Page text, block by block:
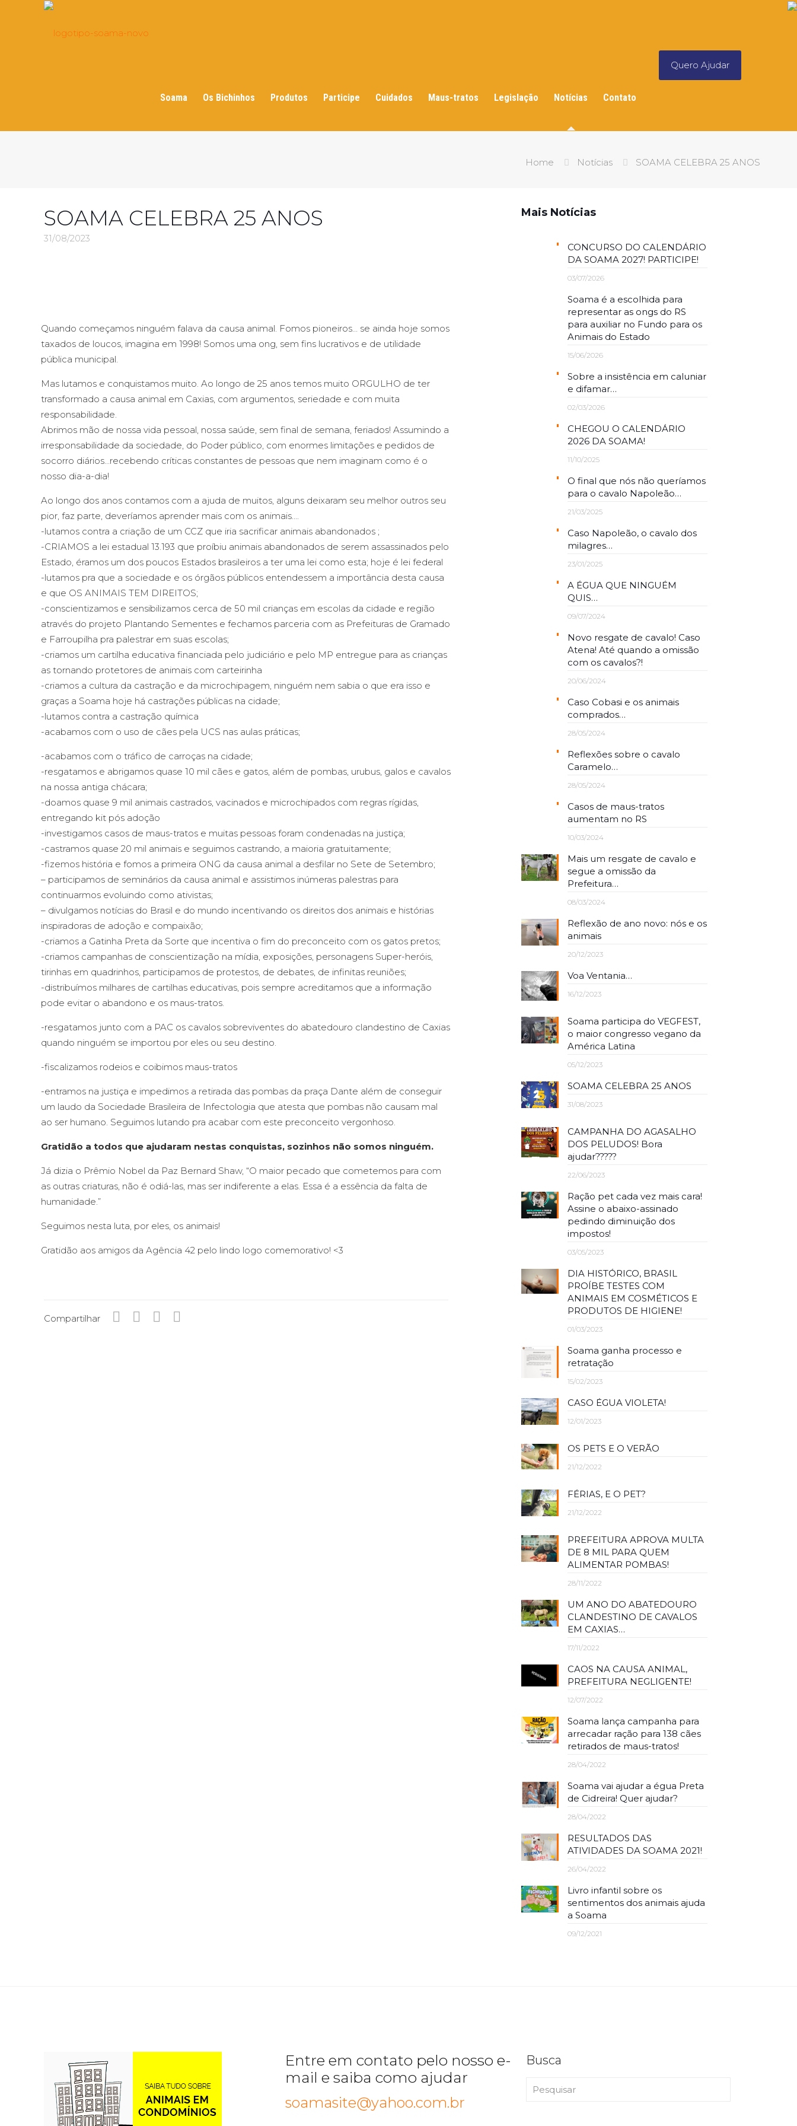
Soama Os Bichinhos Produtos Participe Cuidados Maus-tratos Legislação Notícias Contato
Quero Ajudar
Home Notícias SOAMA CELEBRA 25 ANOS
SOAMA CELEBRA 25 ANOS
31/08/2023
Quando começamos ninguém falava da causa animal. Fomos pioneiros… se ainda hoje somos
taxados de loucos, imagina em 1998! Somos uma ong, sem fins lucrativos e de utilidade
pública municipal.
Mas lutamos e conquistamos muito. Ao longo de 25 anos temos muito ORGULHO de ter
transformado a causa animal em Caxias, com argumentos, seriedade e com muita
responsabilidade.
Abrimos mão de nossa vida pessoal, nossa saúde, sem final de semana, feriados! Assumindo a
irresponsabilidade da sociedade, do Poder público, com enormes limitações e pedidos de
socorro diários…recebendo críticas constantes de pessoas que nem imaginam como é o
nosso dia-a-dia!
Ao longo dos anos contamos com a ajuda de muitos, alguns deixaram seu melhor outros seu
pior, faz parte, deveríamos aprender mais com os animais….
-lutamos contra a criação de um CCZ que iria sacrificar animais abandonados ;
-CRIAMOS a lei estadual 13.193 que proíbiu animais abandonados de serem assassinados pelo
Estado, éramos um dos poucos Estados brasileiros a ter uma lei como esta; hoje é lei federal
-lutamos pra que a sociedade e os órgãos públicos entendessem a importância desta causa
e que OS ANIMAIS TEM DIREITOS;
-conscientizamos e sensibilizamos cerca de 50 mil crianças em escolas da cidade e região
através do projeto Plantando Sementes e fechamos parceria com as Prefeituras de Gramado
e Farroupilha pra palestrar em suas escolas;
-criamos um cartilha educativa financiada pelo judiciário e pelo MP entregue para as crianças
as tornando protetores de animais com carteirinha
-criamos a cultura da castração e da microchipagem, ninguém nem sabia o que era isso e
graças a Soama hoje há castrações públicas na cidade;
-lutamos contra a castração química
-acabamos com o uso de cães pela UCS nas aulas práticas;
-acabamos com o tráfico de carroças na cidade;
-resgatamos e abrigamos quase 10 mil cães e gatos, além de pombas, urubus, galos e cavalos
na nossa antiga chácara;
-doamos quase 9 mil animais castrados, vacinados e microchipados com regras rígidas,
entregando kit pós adoção
-investigamos casos de maus-tratos e muitas pessoas foram condenadas na justiça;
-castramos quase 20 mil animais e seguimos castrando, a maioria gratuitamente;
-fizemos história e fomos a primeira ONG da causa animal a desfilar no Sete de Setembro;
– participamos de seminários da causa animal e assistimos inúmeras palestras para
continuarmos evoluindo como ativistas;
– divulgamos notícias do Brasil e do mundo incentivando os direitos dos animais e histórias
inspiradoras de adoção e compaixão;
-criamos a Gatinha Preta da Sorte que incentiva o fim do preconceito com os gatos pretos;
-criamos campanhas de conscientização na mídia, exposições, personagens Super-heróis,
tirinhas em quadrinhos, participamos de protestos, de debates, de infinitas reuniões;
-distribuímos milhares de cartilhas educativas, pois sempre acreditamos que a informação
pode evitar o abandono e os maus-tratos.
-resgatamos junto com a PAC os cavalos sobreviventes do abatedouro clandestino de Caxias
quando ninguém se importou por eles ou seu destino.
-fiscalizamos rodeios e coibimos maus-tratos
-entramos na justiça e impedimos a retirada das pombas da praça Dante além de conseguir
um laudo da Sociedade Brasileira de Infectologia que atesta que pombas não causam mal
ao ser humano. Seguimos lutando pra acabar com este preconceito vergonhoso.
Gratidão a todos que ajudaram nestas conquistas, sozinhos não somos ninguém.
Já dizia o Prêmio Nobel da Paz Bernard Shaw, “O maior pecado que cometemos para com
as outras criaturas, não é odiá-las, mas ser indiferente a elas. Essa é a essência da falta de
humanidade.”
Seguimos nesta luta, por eles, os animais!
Gratidão aos amigos da Agência 42 pelo lindo logo comemorativo! <3
Compartilhar
Mais Notícias
CONCURSO DO CALENDÁRIO
DA SOAMA 2027! PARTICIPE!
03/07/2026
Soama é a escolhida para
representar as ongs do RS
para auxiliar no Fundo para os
Animais do Estado
15/06/2026
Sobre a insistência em caluniar
e difamar…
02/03/2026
CHEGOU O CALENDÁRIO
2026 DA SOAMA!
11/10/2025
O final que nós não queríamos
para o cavalo Napoleão…
21/03/2025
Caso Napoleão, o cavalo dos
milagres…
23/01/2025
A ÉGUA QUE NINGUÉM
QUIS…
09/07/2024
Novo resgate de cavalo! Caso
Atena! Até quando a omissão
com os cavalos?!
20/06/2024
Caso Cobasi e os animais
comprados…
28/05/2024
Reflexões sobre o cavalo
Caramelo…
28/05/2024
Casos de maus-tratos
aumentam no RS
10/03/2024
Mais um resgate de cavalo e
segue a omissão da
Prefeitura…
08/03/2024
Reflexão de ano novo: nós e os
animais
20/12/2023
Voa Ventania…
16/12/2023
Soama participa do VEGFEST,
o maior congresso vegano da
América Latina
05/12/2023
SOAMA CELEBRA 25 ANOS
31/08/2023
CAMPANHA DO AGASALHO
DOS PELUDOS! Bora
ajudar?????
22/06/2023
Ração pet cada vez mais cara!
Assine o abaixo-assinado
pedindo diminuição dos
impostos!
03/05/2023
DIA HISTÓRICO, BRASIL
PROÍBE TESTES COM
ANIMAIS EM COSMÉTICOS E
PRODUTOS DE HIGIENE!
01/03/2023
Soama ganha processo e
retratação
15/02/2023
CASO ÉGUA VIOLETA!
12/01/2023
OS PETS E O VERÃO
21/12/2022
FÉRIAS, E O PET?
21/12/2022
PREFEITURA APROVA MULTA
DE 8 MIL PARA QUEM
ALIMENTAR POMBAS!
28/11/2022
UM ANO DO ABATEDOURO
CLANDESTINO DE CAVALOS
EM CAXIAS…
17/11/2022
CAOS NA CAUSA ANIMAL,
PREFEITURA NEGLIGENTE!
12/07/2022
Soama lança campanha para
arrecadar ração para 138 cães
retirados de maus-tratos!
28/04/2022
Soama vai ajudar a égua Preta
de Cidreira! Quer ajudar?
28/04/2022
RESULTADOS DAS
ATIVIDADES DA SOAMA 2021!
26/04/2022
Livro infantil sobre os
sentimentos dos animais ajuda
a Soama
09/12/2021
Entre em contato pelo nosso e-
mail e saiba como ajudar
soamasite@yahoo.com.br
Busca